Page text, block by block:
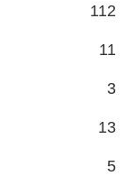
112
11
3
13
5